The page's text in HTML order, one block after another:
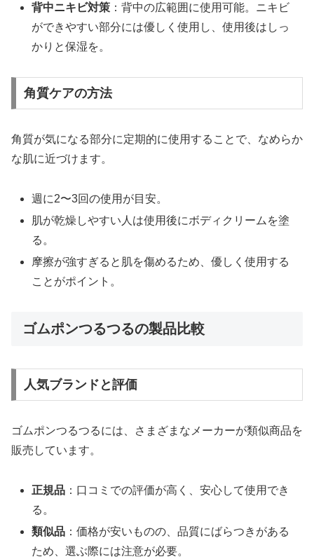
背中ニキビ対策 ：背中の広範囲に使用可能。ニキビ
ができやすい部分には優しく使用し、使用後はしっ
かりと保湿を。
角質ケアの方法
角質が気になる部分に定期的に使用することで、なめらか
な肌に近づけます。
週に2〜3回の使用が目安。
肌が乾燥しやすい人は使用後にボディクリームを塗
る。
摩擦が強すぎると肌を傷めるため、優しく使用する
ことがポイント。
ゴムポンつるつるの製品比較
人気ブランドと評価
ゴムポンつるつるには、さまざまなメーカーが類似商品を
販売しています。
正規品 ：口コミでの評価が高く、安心して使用でき
る。
類似品 ：価格が安いものの、品質にばらつきがある
ため、選ぶ際には注意が必要。